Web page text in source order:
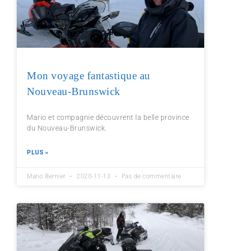
Mon voyage fantastique au
Nouveau-Brunswick
Mario et compagnie découvrent la belle province
du Nouveau-Brunswick.
PLUS »
Mario Bernier 2020-11-13 Pas de commentaire